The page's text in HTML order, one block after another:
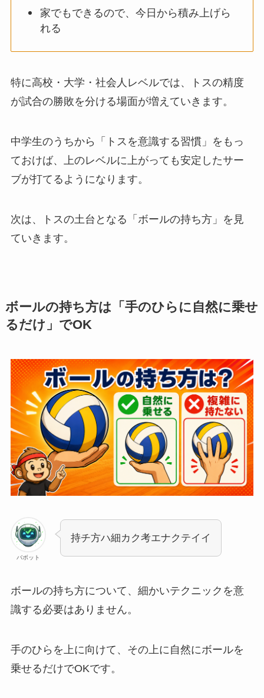
家でもできるので、今日から積み上げら
れる
特に高校・大学・社会人レベルでは、トスの精度
が試合の勝敗を分ける場面が増えていきます。
中学生のうちから「トスを意識する習慣」をもっ
ておけば、上のレベルに上がっても安定したサー
ブが打てるようになります。
次は、トスの土台となる「ボールの持ち方」を見
ていきます。
ボールの持ち方は「手のひらに自然に乗せ
るだけ」でOK
バボット
持チ方ハ細カク考エナクテイイ
ボールの持ち方について、細かいテクニックを意
識する必要はありません。
手のひらを上に向けて、その上に自然にボールを
乗せるだけでOKです。